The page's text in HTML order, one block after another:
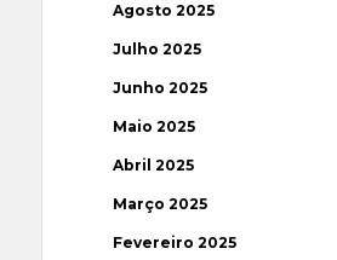
Agosto 2025
Julho 2025
Junho 2025
Maio 2025
Abril 2025
Março 2025
Fevereiro 2025